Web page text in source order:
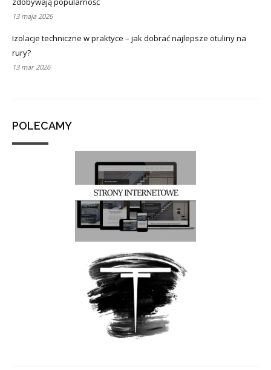
13 maja 2026
Izolacje techniczne w praktyce – jak dobrać najlepsze otuliny na
rury?
13 mar 2026
POLECAMY